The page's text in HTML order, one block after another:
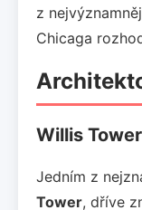
z
Chicaga
Willis Tower
Jedním z
Tower, dříve